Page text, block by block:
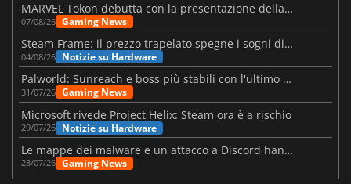
MARVEL Tōkon debutta con la presentazione della roadmap per il primo anno
07/08/26 Gaming News
Steam Frame: il prezzo trapelato spegne i sogni di un VR economico
04/08/26 Notizie su Hardware
Palworld: Sunreach e boss più stabili con l'ultimo update
31/07/26 Gaming News
Microsoft rivede Project Helix: Steam ora è a rischio
29/07/26 Notizie su Hardware
Le mappe dei malware e un attacco a Discord hanno colpito Meccha Chameleon
28/07/26 Gaming News